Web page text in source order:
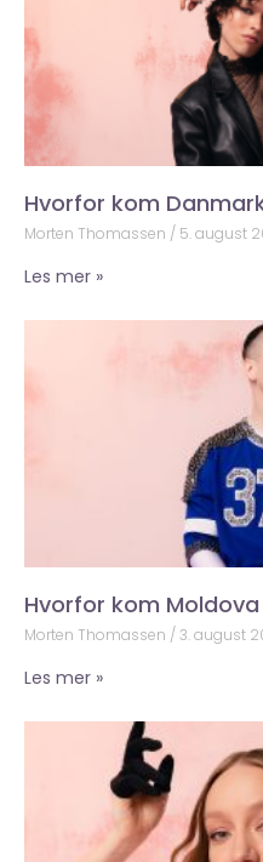
Hvorfor kom
Morten Thomassen 5. august
Les mer »
Hvorfor kom
Morten Thomassen 3. august
Les mer »